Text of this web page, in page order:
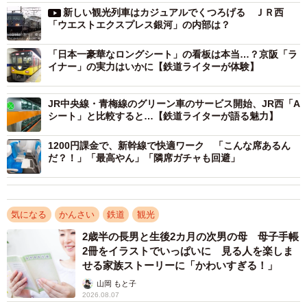
「車両の設計部門にも確認しましたが、特段、どの座席
が左右どちらを使うべき、という思想はないとのことでし
た。ですので、それぞれゆずりあって使っていただきたく
思います」
うぬぬーっ、やはりそうだったか！
…というわけで、みなさん。ゆずりあって使いましょう
ね。
◇ ◇
新しい観光列車はカジュアルでくつろげる ＪＲ西
「ウエストエクスプレス銀河」の内部は？
「日本一豪華なロングシート」の看板は本当…？京阪「ラ
イナー」の実力はいかに【鉄道ライターが体験】
JR中央線・青梅線のグリーン車のサービス開始、JR西「A
シート」と比較すると…【鉄道ライターが語る魅力】
1200円課金で、新幹線で快適ワーク 「こんな席あるん
だ？！」「最高やん」「隣席ガチャも回避」
気になる かんさい 鉄道 観光
2歳半の長男と生後2カ月の次男の母 母子手帳
2冊をイラストでいっぱいに 見る人を楽しま
せる家族ストーリーに「かわいすぎる！」
山岡 もと子
2026.08.07